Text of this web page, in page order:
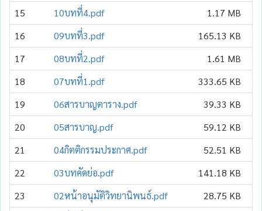
15
10บทที่4.pdf
1.17 MB
16
09บทที่3.pdf
165.13 KB
17
08บทที่2.pdf
1.61 MB
18
07บทที่1.pdf
333.65 KB
19
06สารบาญตาราง.pdf
39.33 KB
20
05สารบาญ.pdf
59.12 KB
21
04กิตติกรรมประกาศ.pdf
52.51 KB
22
03บทคัดย่อ.pdf
141.18 KB
23
02หน้าอนุมัติวิทยานิพนธ์.pdf
28.75 KB